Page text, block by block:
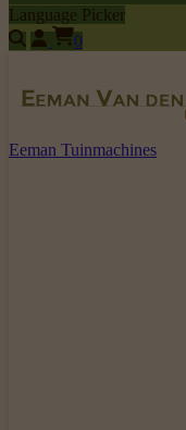
Language Picker
0
Eeman Tuinmachines